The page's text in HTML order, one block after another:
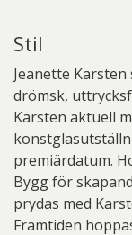
Stil
Jeanette
drömsk,
Karsten aktuell
premiärdatum.
Bygg för
prydas med
Framtiden